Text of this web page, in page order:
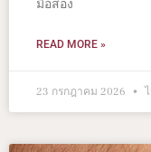
มือสอง
READ MORE »
23 กรกฎาคม 2026